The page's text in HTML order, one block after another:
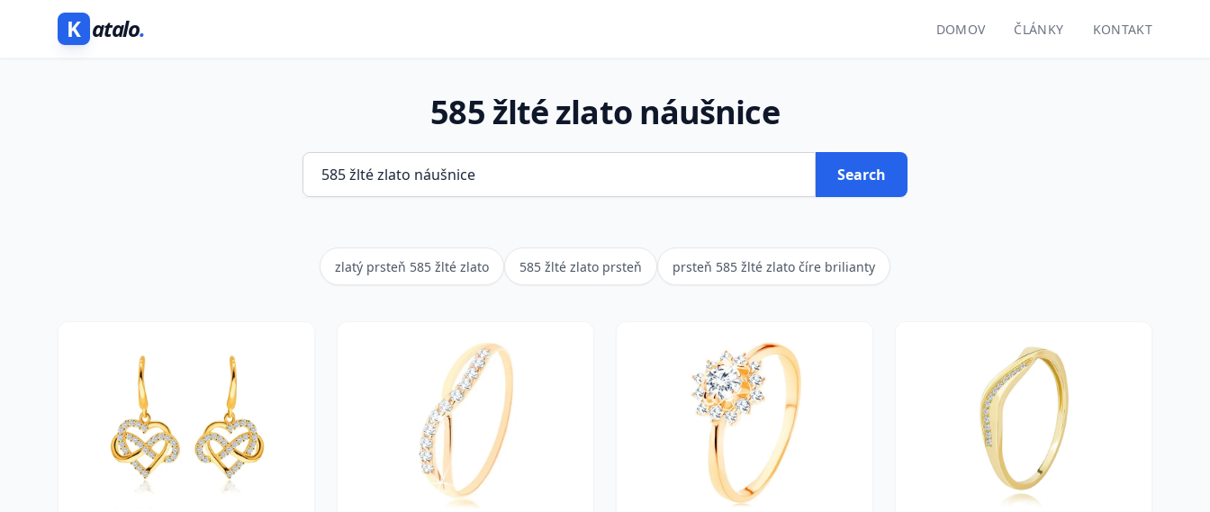
K atalo. DOMOV ČLÁNKY KONTAKT
585 žlté zlato náušnice
Search
zlatý prsteň 585 žlté zlato 585 žlté zlato prsteň prsteň 585 žlté zlato číre brilianty